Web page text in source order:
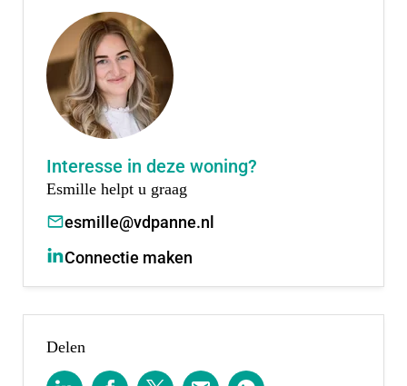
Interesse in deze woning?
Esmille helpt u graag
esmille@vdpanne.nl
Connectie maken
Delen